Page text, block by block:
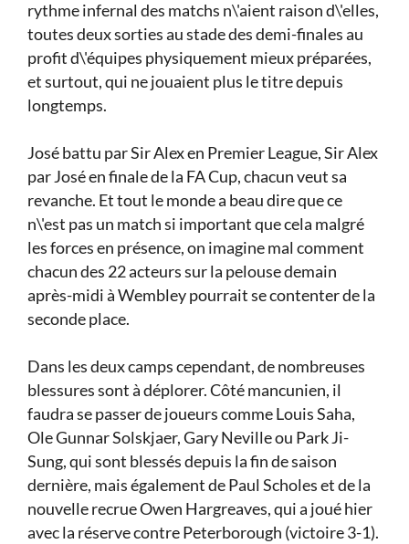
rythme infernal des matchs n\'aient raison d\'elles,
toutes deux sorties au stade des demi-finales au
profit d\'équipes physiquement mieux préparées,
et surtout, qui ne jouaient plus le titre depuis
longtemps.
José battu par Sir Alex en Premier League, Sir Alex
par José en finale de la FA Cup, chacun veut sa
revanche. Et tout le monde a beau dire que ce
n\'est pas un match si important que cela malgré
les forces en présence, on imagine mal comment
chacun des 22 acteurs sur la pelouse demain
après-midi à Wembley pourrait se contenter de la
seconde place.
Dans les deux camps cependant, de nombreuses
blessures sont à déplorer. Côté mancunien, il
faudra se passer de joueurs comme Louis Saha,
Ole Gunnar Solskjaer, Gary Neville ou Park Ji-
Sung, qui sont blessés depuis la fin de saison
dernière, mais également de Paul Scholes et de la
nouvelle recrue Owen Hargreaves, qui a joué hier
avec la réserve contre Peterborough (victoire 3-1).